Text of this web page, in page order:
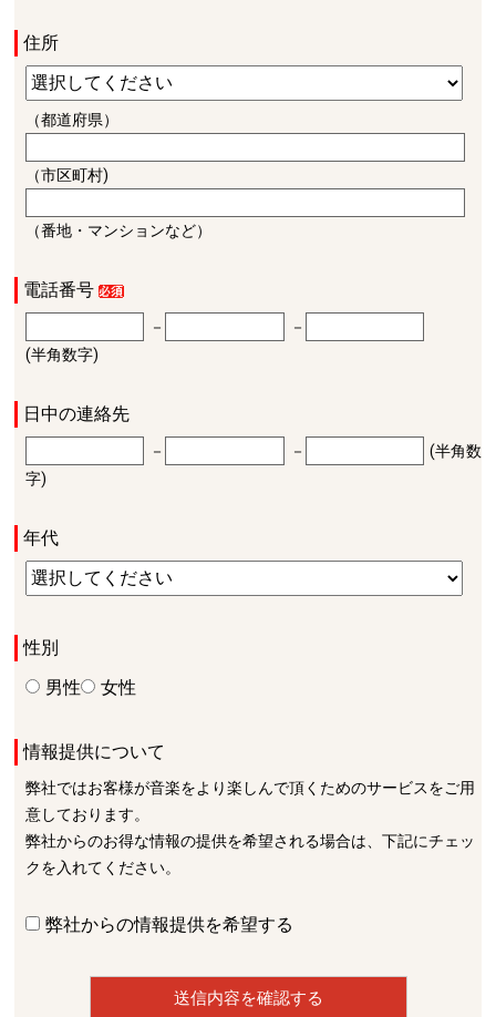
住所
（都道府県）
（市区町村)
（番地・マンションなど）
電話番号
－
－
(半角数字)
日中の連絡先
－ －
(半角数
字)
年代
性別
男性
女性
情報提供について
弊社ではお客様が音楽をより楽しんで頂くためのサービスをご用
意しております。
弊社からのお得な情報の提供を希望される場合は、下記にチェッ
クを入れてください。
弊社からの情報提供を希望する